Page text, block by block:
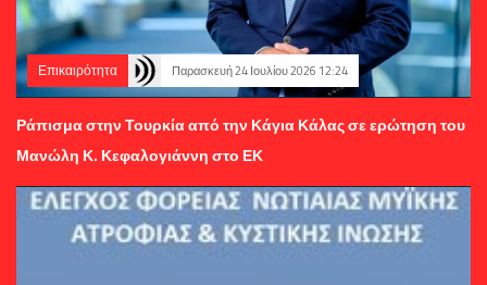
Επικαιρότητα Παρασκευή 24 Ιουλίου 2026 12:24
Ράπισμα στην Τουρκία από την Κάγια Κάλας σε ερώτηση του
Μανώλη Κ. Κεφαλογιάννη στο ΕΚ